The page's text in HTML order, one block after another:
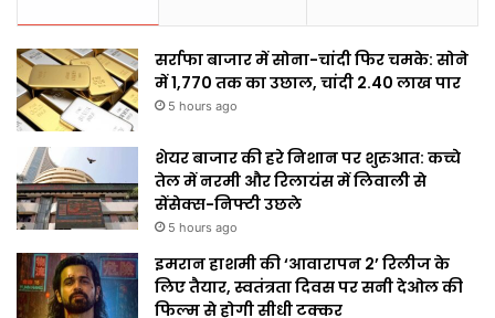
सर्राफा बाजार में सोना-चांदी फिर चमके: सोने
में ₹1,770 तक का उछाल, चांदी ₹2.40 लाख पार
5 hours ago
शेयर बाजार की हरे निशान पर शुरुआत: कच्चे
तेल में नरमी और रिलायंस में लिवाली से
सेंसेक्स-निफ्टी उछले
5 hours ago
इमरान हाशमी की ‘आवारापन 2’ रिलीज के
लिए तैयार, स्वतंत्रता दिवस पर सनी देओल की
फिल्म से होगी सीधी टक्कर